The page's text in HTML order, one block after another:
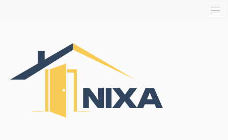
Контакты